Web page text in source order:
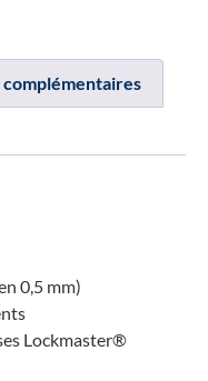
0,5 mm)
Lockmaster®